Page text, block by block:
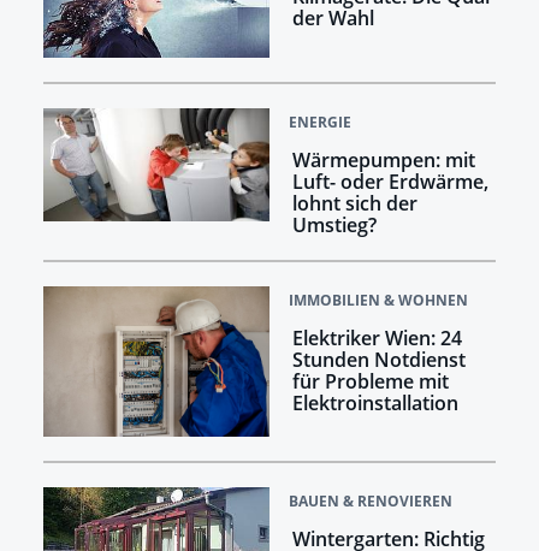
der Wahl
ENERGIE
Wärmepumpen: mit
Luft- oder Erdwärme,
lohnt sich der
Umstieg?
IMMOBILIEN & WOHNEN
Elektriker Wien: 24
Stunden Notdienst
für Probleme mit
Elektroinstallation
BAUEN & RENOVIEREN
Wintergarten: Richtig